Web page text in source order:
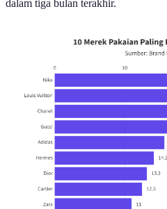
dalam tiga bulan terakhir.